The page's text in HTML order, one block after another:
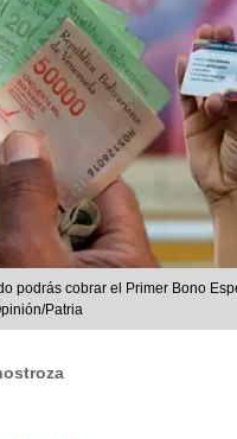
podrás cobrar el Primer Bono
Patria